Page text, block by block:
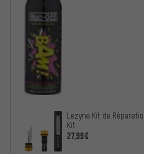
Lezyne Kit de
Kit
27,99€